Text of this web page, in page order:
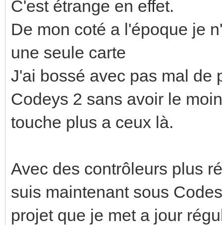
C'est étrange en effet.
De mon coté a l'époque je
une seule carte
J'ai bossé avec pas mal de
Codeys 2 sans avoir le
touche plus a ceux là.
Avec des contrôleurs plus
suis maintenant sous
projet que je met a jour